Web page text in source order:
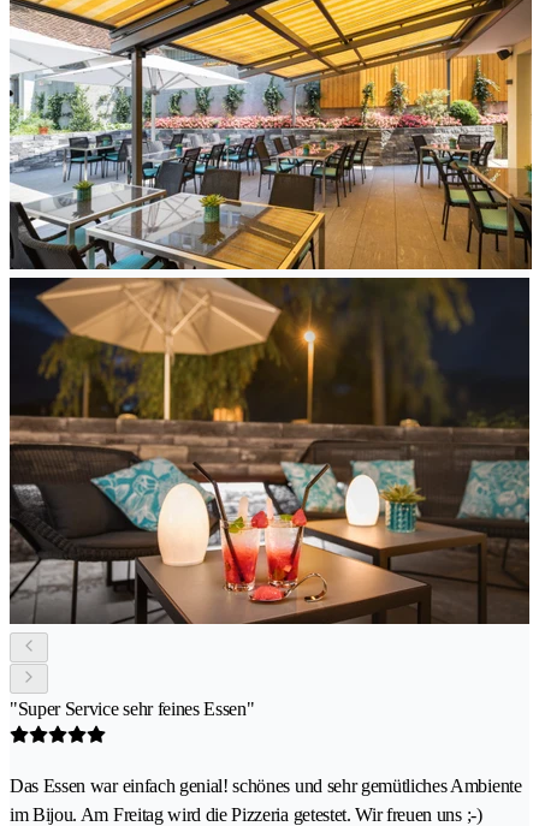
"Super Service sehr feines Essen"
Das Essen war einfach genial! schönes und sehr gemütliches Ambiente
im Bijou. Am Freitag wird die Pizzeria getestet. Wir freuen uns ;-)